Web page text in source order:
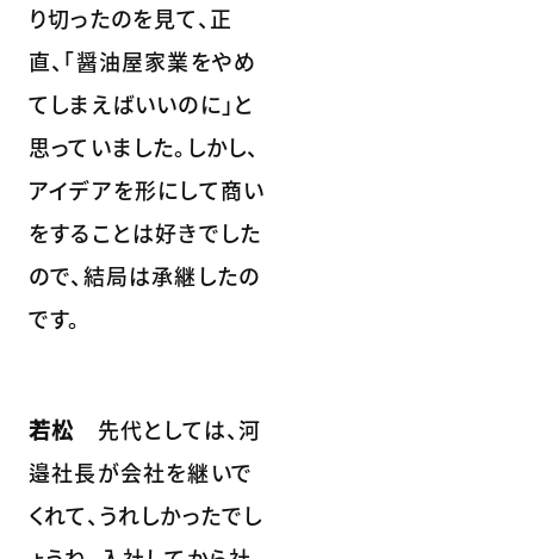
り切ったのを見て、正
直、「醤油屋家業をやめ
てしまえばいいのに」と
思っていました。しかし、
アイデアを形にして商い
をすることは好きでした
ので、結局は承継したの
です。
若松 先代としては、河
邉社長が会社を継いで
くれて、うれしかったでし